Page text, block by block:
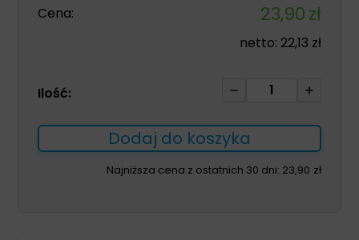
Cena: 23,90zł
netto: 22,13 zł
Ilość:
ilość
do
worków
stomijnych
Dodaj do koszyka
Najniższa cena z ostatnich 30 dni: 23,90 zł